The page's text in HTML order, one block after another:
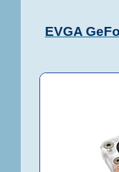
EVGA